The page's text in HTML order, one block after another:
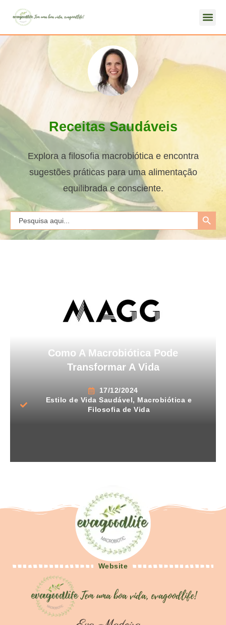
Receitas Saudáveis
Explora a filosofia macrobiótica e encontra
sugestões práticas para uma alimentação
equilibrada e consciente.
Search
for:
Search Button
Como A Macrobiótica Pode
Transformar A Vida
17/12/2024
Estilo de Vida Saudável, Macrobiótica e
Filosofia de Vida
Website